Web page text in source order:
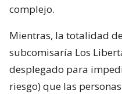
complejo.
Mientras, la totalidad
subcomisaría Los
desplegado para
riesgo) que las